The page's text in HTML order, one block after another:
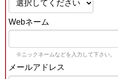
Webネーム
※ニックネームなどを入力して下さい。
メールアドレス